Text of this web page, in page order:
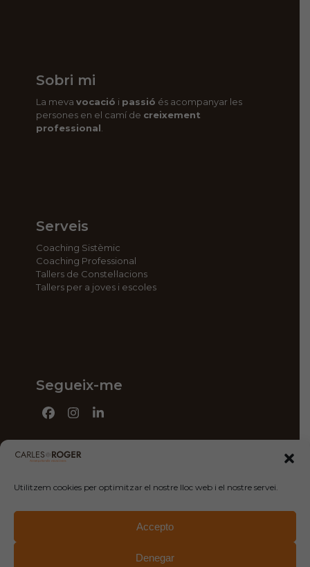
Utilitzem cookies per optimitzar el nostre lloc web i el nostre servei.
Accepto
Denegar
Sobri mi
La meva vocació i passió és acompanyar les
persones en el camí de creixement
professional
Serveis
Coaching Sistèmic
Coaching Professional
Tallers de Constel·lacions
Tallers per a joves i escoles
Segueix-me
Facebook
Instagram
LinkedIn
Camí de la Geganta 1, entresuelo 6ª